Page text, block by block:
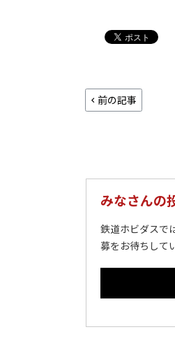
前の記事
みなさんの
鉄道ホビダスで
募をお待ちして